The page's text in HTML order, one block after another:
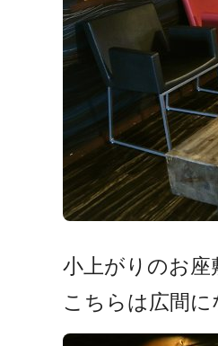
小上がりのお座
こちらは広間